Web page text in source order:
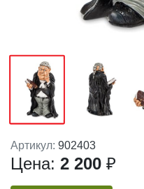
Артикул: 902403
Цена: 2 200 ₽